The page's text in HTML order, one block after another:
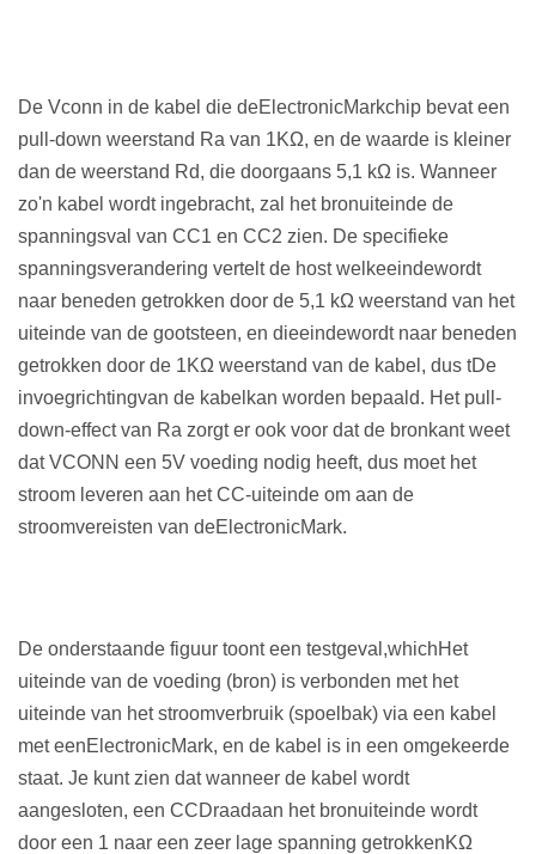
De Vconn in de kabel die deE lectronicMarkchip bevat een
pull-down weerstand Ra van 1KΩ, en de waarde is kleiner
dan de weerstand Rd, die doorgaans 5,1 kΩ is. Wanneer
zo'n kabel wordt ingebracht, zal het bronuiteinde de
spanningsval van CC1 en CC2 zien. De specifieke
spanningsverandering vertelt de host welkeeindewordt
naar beneden getrokken door de 5,1 kΩ weerstand van het
uiteinde van de gootsteen, en dieeindewordt naar beneden
getrokken door de 1KΩ weerstand van de kabel , dus tDe
invoegrichtingvan de kabel kan worden bepaald. Het pull-
down-effect van Ra zorgt er ook voor dat de bronkant weet
dat VCONN een 5V voeding nodig heeft, dus moet het
stroom leveren aan het CC-uiteinde om aan de
stroomvereisten van deE lectronicMark.
De onderstaande figuur toont een testgeval ,whichHet
uiteinde van de voeding (bron) is verbonden met het
uiteinde van het stroomverbruik (spoelbak) via een kabel
met eenE lectronicMark, en de kabel is in een omgekeerde
staat. Je kunt zien dat wanneer de kabel wordt
aangesloten, een CCDraadaan het bronuiteinde wordt
door een 1 naar een zeer lage spanning getrokkenKΩ